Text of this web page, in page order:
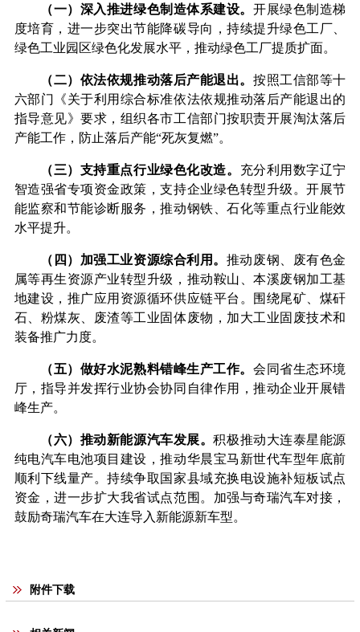
（一）深入推进绿色制造体系建设。开展绿色制造梯
度培育，进一步突出节能降碳导向，持续提升绿色工厂、
绿色工业园区绿色化发展水平，推动绿色工厂提质扩面。
（二）依法依规推动落后产能退出。按照工信部等十
六部门《关于利用综合标准依法依规推动落后产能退出的
指导意见》要求，组织各市工信部门按职责开展淘汰落后
产能工作，防止落后产能“死灰复燃”。
（三）支持重点行业绿色化改造。 充分利用数字辽宁
智造强省专项资金政策，支持企业绿色转型升级。开展节
能监察和节能诊断服务，推动钢铁、石化等重点行业能效
水平提升。
（四）加强工业资源综合利用。 推动废钢、废有色金
属等再生资源产业转型升级，推动鞍山、本溪废钢加工基
地建设，推广应用资源循环供应链平台。围绕尾矿、煤矸
石、粉煤灰、废渣等工业固体废物，加大工业固废技术和
装备推广力度。
（五）做好水泥熟料错峰生产工作。会同省生态环境
厅，指导并发挥行业协会协同自律作用，推动企业开展错
峰生产。
（六）推动新能源汽车发展。积极推动大连泰星能源
纯电汽车电池项目建设，推动华晨宝马新世代车型年底前
顺利下线量产。持续争取国家县域充换电设施补短板试点
资金，进一步扩大我省试点范围。加强与奇瑞汽车对接，
鼓励奇瑞汽车在大连导入新能源新车型。
附件下载